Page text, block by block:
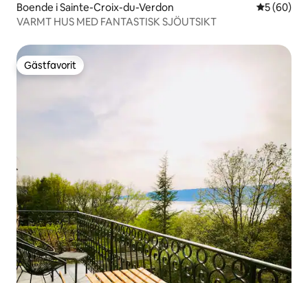
Boende i Sainte-Croix-du-Verdon 5 av 5 i
5 (60)
VARMT HUS MED FANTASTISK SJÖUTSIKT
Gästfavorit
Gästfavorit